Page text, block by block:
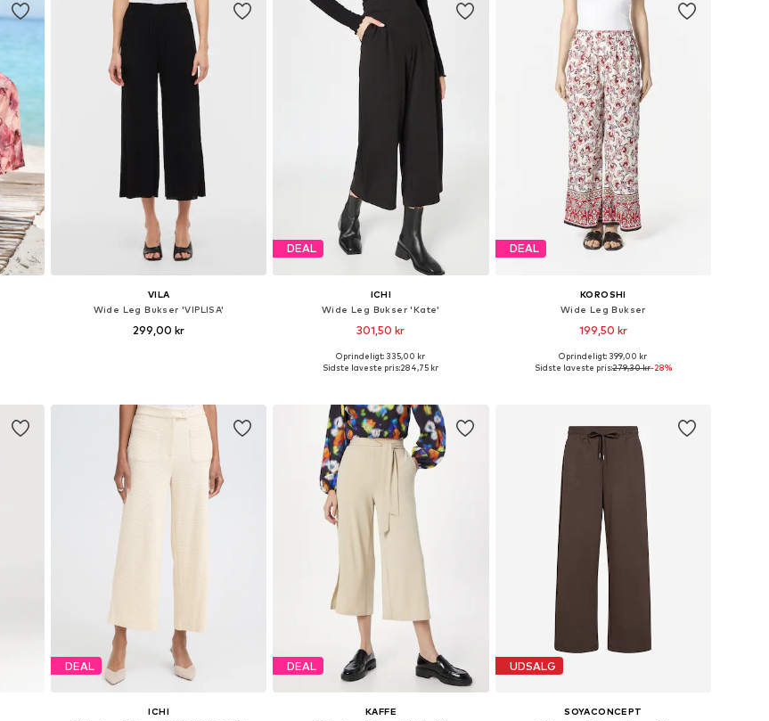
VILA
Wide Leg Bukser 'VIPLISA'
299,00 kr
DEAL
ICHI
Wide Leg Bukser 'Kate'
301,50 kr
+ 26
Oprindeligt: 335,00 kr
Sidste laveste pris:284,75 kr
DEAL
KOROSHI
Wide Leg Bukser
199,50 kr
Tilgængelige størrelser: 34, 36, 38, 40
Oprindeligt: 399,00 kr
Sidste laveste pris:279,30 kr-28%
DEAL
ICHI
DEAL
KAFFE
UDSALG
SOYACONCEPT